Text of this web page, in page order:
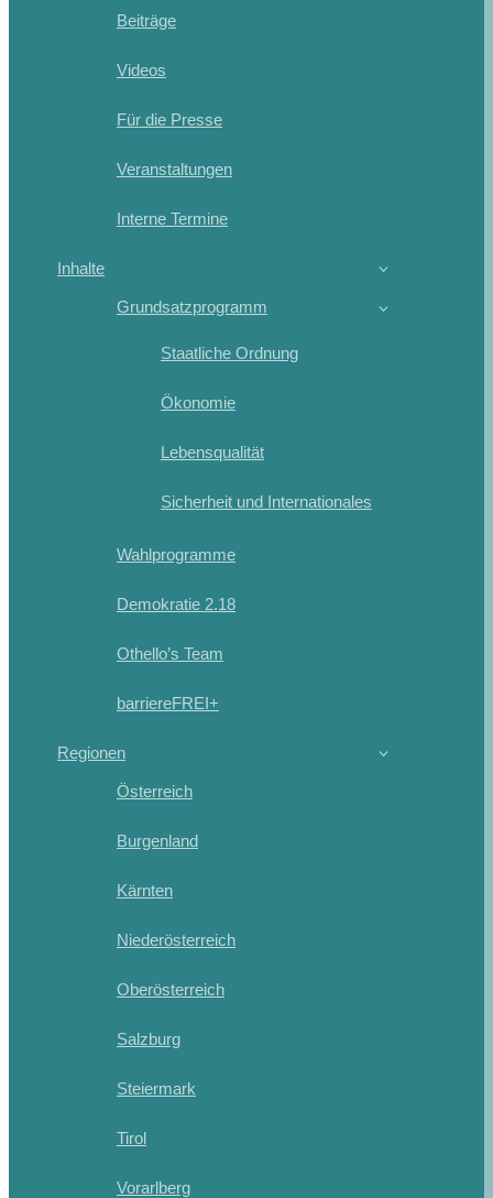
Beiträge
Videos
Für die Presse
Veranstaltungen
Interne Termine
Inhalte
Grundsatzprogramm
Staatliche Ordnung
Ökonomie
Lebensqualität
Sicherheit und Internationales
Wahlprogramme
Demokratie 2.18
Othello’s Team
barriereFREI+
Regionen
Österreich
Burgenland
Kärnten
Niederösterreich
Oberösterreich
Salzburg
Steiermark
Tirol
Vorarlberg